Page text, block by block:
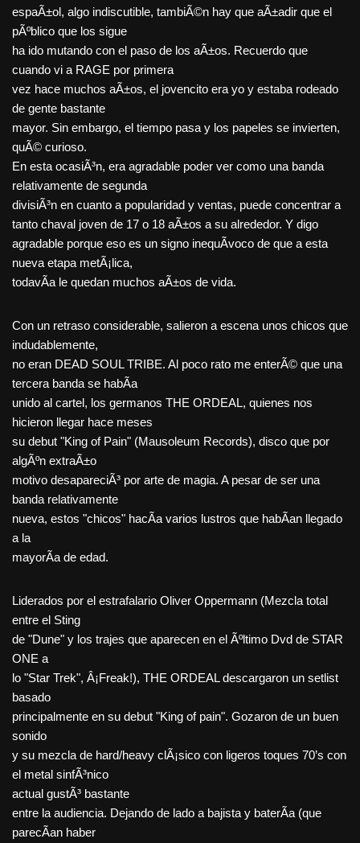
espaÃ±ol, algo indiscutible, tambiÃ©n hay que aÃ±adir que el
pÃºblico que los sigue
ha ido mutando con el paso de los aÃ±os. Recuerdo que
cuando vi a RAGE por primera
vez hace muchos aÃ±os, el jovencito era yo y estaba rodeado
de gente bastante
mayor. Sin embargo, el tiempo pasa y los papeles se invierten,
quÃ© curioso.
En esta ocasiÃ³n, era agradable poder ver como una banda
relativamente de segunda
divisiÃ³n en cuanto a popularidad y ventas, puede concentrar a
tanto chaval joven de 17 o 18 aÃ±os a su alrededor. Y digo
agradable porque eso es un signo inequÃ­voco de que a esta
nueva etapa metÃ¡lica,
todavÃ­a le quedan muchos aÃ±os de vida.
Con un retraso considerable, salieron a escena unos chicos que
indudablemente,
no eran DEAD SOUL TRIBE. Al poco rato me enterÃ© que una
tercera banda se habÃ­a
unido al cartel, los germanos THE ORDEAL, quienes nos
hicieron llegar hace meses
su debut "King of Pain" (Mausoleum Records), disco que por
algÃºn extraÃ±o
motivo desapareciÃ³ por arte de magia. A pesar de ser una
banda relativamente
nueva, estos "chicos" hacÃ­a varios lustros que habÃ­an llegado
a la
mayorÃ­a de edad.
Liderados por el estrafalario Oliver Oppermann (Mezcla total
entre el Sting
de "Dune" y los trajes que aparecen en el Ãºltimo Dvd de STAR
ONE a
lo "Star Trek", Â¡Freak!), THE ORDEAL descargaron un setlist
basado
principalmente en su debut "King of pain". Gozaron de un buen
sonido
y su mezcla de hard/heavy clÃ¡sico con ligeros toques 70’s con
el metal sinfÃ³nico
actual gustÃ³ bastante
entre la audiencia. Dejando de lado a bajista y baterÃ­a (que
parecÃ­an haber